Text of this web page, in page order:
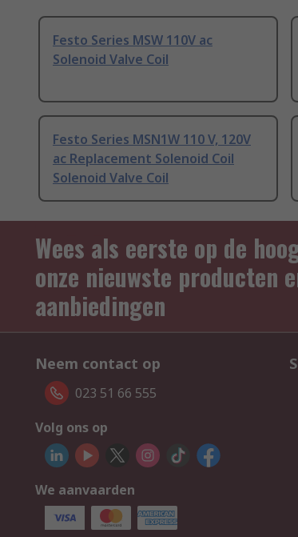
Festo Series MSW 110V ac
Solenoid Valve Coil
Festo Series MSN1W 110 V, 120V
ac Replacement Solenoid Coil
Solenoid Valve Coil
Wees als eerste op de
onze nieuwste producten
aanbiedingen
Neem contact op
023 51 66 555
Volg ons op
We aanvaarden